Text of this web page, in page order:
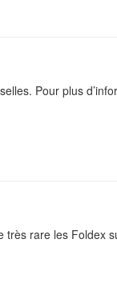
Pour plus
très rare les Foldex